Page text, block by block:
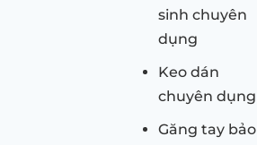
sinh chuyên
dụng
Keo dán
chuyên dụng
Găng tay bảo